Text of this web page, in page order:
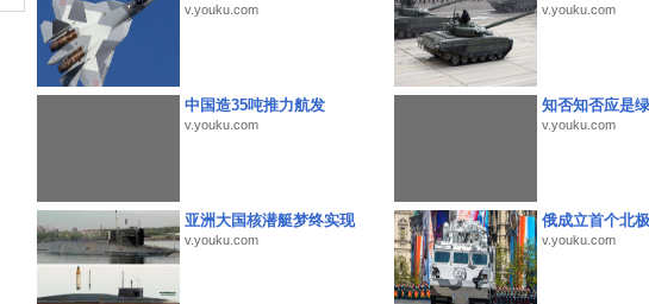
v.youku.com v.youku.com
中国造35吨推力航发
v.youku.com
知否知否应是
v.youku.com
亚洲大国核潜艇梦终实现
v.youku.com
俄成立首个北
v.youku.com